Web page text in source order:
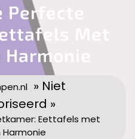
Perfecte
Met
» Niet
»
Eettafels met